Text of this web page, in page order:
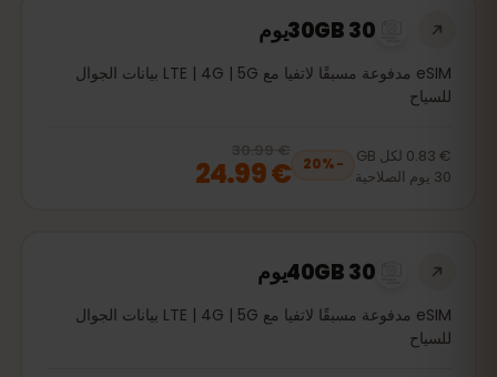
30GB 30يوم
eSIM مدفوعة مسبقًا لاتفيا مع LTE | 4G | 5G بيانات الجوال
للسياح
€ 0.83 لكل GB
30 يوم الصلاحية
−
20%
20% off, was
€ 24.99 € 30.99
€ 24.99
40GB 30يوم
eSIM مدفوعة مسبقًا لاتفيا مع LTE | 4G | 5G بيانات الجوال
للسياح